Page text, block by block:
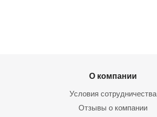
О компании
Условия сотрудничества
Отзывы о компании